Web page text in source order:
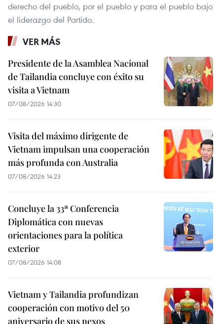
derecho del pueblo, por el pueblo y para el pueblo bajo
el liderazgo del Partido.
VER MÁS
Presidente de la Asamblea Nacional
de Tailandia concluye con éxito su
visita a Vietnam
07/08/2026 14:30
Visita del máximo dirigente de
Vietnam impulsan una cooperación
más profunda con Australia
07/08/2026 14:23
Concluye la 33ª Conferencia
Diplomática con nuevas
orientaciones para la política
exterior
07/08/2026 14:08
Vietnam y Tailandia profundizan
cooperación con motivo del 50
aniversario de sus nexos